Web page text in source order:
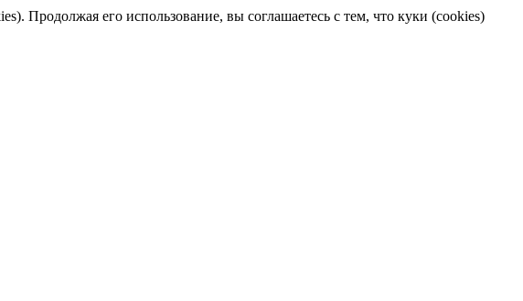
Продолжая его использование, вы соглашаетесь с тем, что куки (cookies)